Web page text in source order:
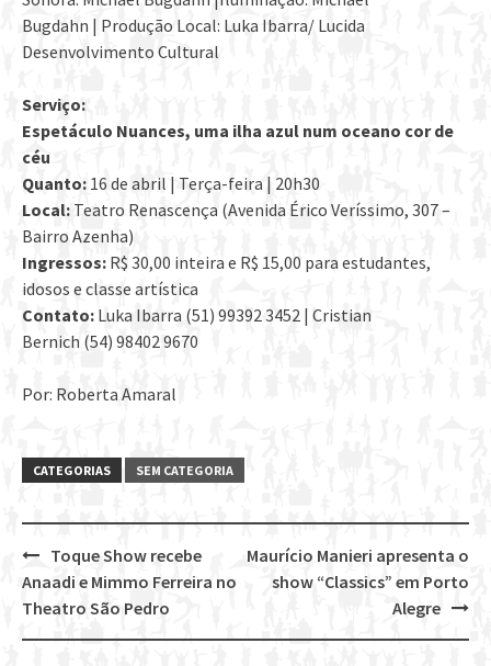
Bugdahn | Produção Local: Luka Ibarra/ Lucida
Desenvolvimento Cultural
Serviço:
Espetáculo Nuances, uma ilha azul num oceano cor de
céu
Quanto: 16 de abril | Terça-feira | 20h30
Local: Teatro Renascença (Avenida Érico Veríssimo, 307 –
Bairro Azenha)
Ingressos: R$ 30,00 inteira e R$ 15,00 para estudantes,
idosos e classe artística
Contato: Luka Ibarra (51) 99392 3452 | Cristian
Bernich (54) 98402 9670
Por: Roberta Amaral
CATEGORIAS SEM CATEGORIA
Post
navigation
Maurício Manieri apresenta o
show “Classics” em Porto
Alegre
Toque Show recebe
Anaadi e Mimmo Ferreira no
Theatro São Pedro